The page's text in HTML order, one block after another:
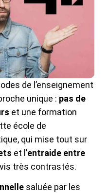
de l’enseignement
unique : pas de
et une formation
école de
qui mise tout sur
et l’entraide entre
très contrastés.
saluée par les